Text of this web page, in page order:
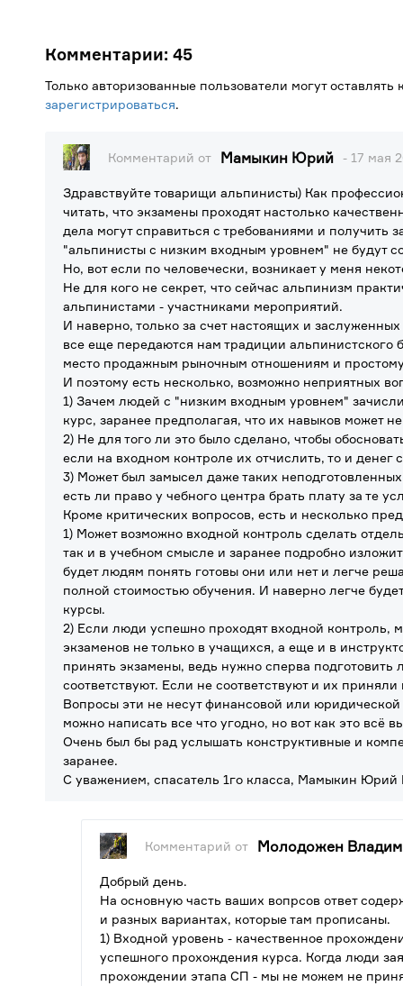
Комментарии: 45
Только авторизованные пользователи могут
зарегистрироваться.
Комментарий от Мамыкин Юрий - 17 мая
Здравствуйте товарищи альпинисты) Как
читать, что экзамены проходят настолько
дела могут справиться с требованиями и получить
"альпинисты с низким входным уровнем" не будут
Но, вот если по человечески, возникает у меня
Не для кого не секрет, что сейчас альпинизм
альпинистами - участниками мероприятий.
И наверно, только за счет настоящих и
все еще передаются нам традиции альпинистского
место продажным рыночным отношениям и
И поэтому есть несколько, возможно неприятных
1) Зачем людей с "низким входным уровнем"
курс, заранее предполагая, что их навыков может
2) Не для того ли это было сделано, чтобы
если на входном контроле их отчислить, то и денег
3) Может был замысел даже таких
есть ли право у чебного центра брать плату за те
Кроме критических вопросов, есть и несколько
1) Может возможно входной контроль сделать
так и в учебном смысле и заранее подробно
будет людям понять готовы они или нет и легче
полной стоимостью обучения. И наверно легче
курсы.
2) Если люди успешно проходят входной контроль,
экзаменов не только в учащихся, а еще и в
принять экзамены, ведь нужно сперва подготовить
соответствуют. Если не соответствуют и их
Вопросы эти не несут финансовой или юридической
можно написать все что угодно, но вот как это всё
Очень был бы рад услышать конструктивные и
заранее.
С уважением, спасатель 1го класса, Мамыкин
Комментарий от Молодожен
Добрый день.
На основную часть ваших вопрсов ответ
и разных вариантах, которые там прописаны.
1) Входной уровень - качественное
успешного прохождения курса. Когда люди
прохождении этапа СП - мы не можем не